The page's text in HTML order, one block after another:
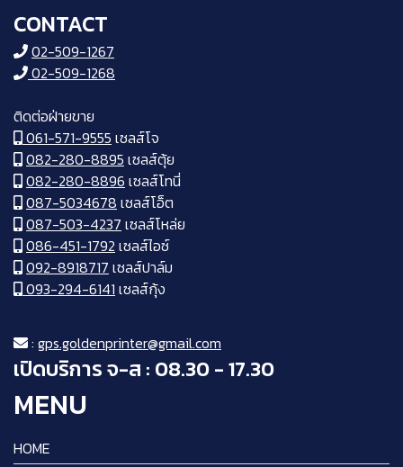
CONTACT
02-509-1267
02-509-1268
ติดต่อฝ่ายขาย
061-571-9555 เซลส์โจ
082-280-8895 เซลส์ตุ้ย
082-280-8896 เซลส์โทนี่
087-5034678 เซลส์โอ็ต
087-503-4237 เซลส์โหล่ย
086-451-1792 เซลส์ไอซ์
092-8918717 เซลส์ปาล์ม
093-294-6141 เซลส์กุ้ง
: gps.goldenprinter@gmail.com
เปิดบริการ จ-ส : 08.30 - 17.30
MENU
HOME